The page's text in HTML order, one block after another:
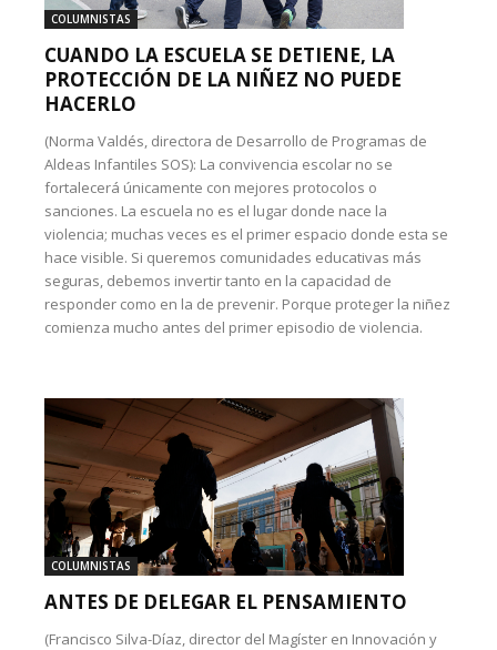
COLUMNISTAS
CUANDO LA ESCUELA SE DETIENE, LA
PROTECCIÓN DE LA NIÑEZ NO PUEDE
HACERLO
(Norma Valdés, directora de Desarrollo de Programas de
Aldeas Infantiles SOS): La convivencia escolar no se
fortalecerá únicamente con mejores protocolos o
sanciones. La escuela no es el lugar donde nace la
violencia; muchas veces es el primer espacio donde esta se
hace visible. Si queremos comunidades educativas más
seguras, debemos invertir tanto en la capacidad de
responder como en la de prevenir. Porque proteger la niñez
comienza mucho antes del primer episodio de violencia.
COLUMNISTAS
ANTES DE DELEGAR EL PENSAMIENTO
(Francisco Silva-Díaz, director del Magíster en Innovación y